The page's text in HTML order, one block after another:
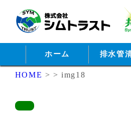
ホーム 排水管
HOME >>img18